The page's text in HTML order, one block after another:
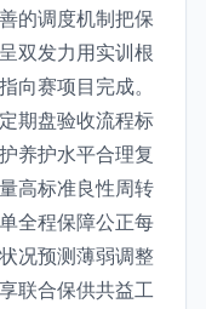
的调度机制把保
双发力用实训根
向赛项目完成。
期盘验收流程标
养护水平合理复
高标准良性周转
全程保障公正每
况预测薄弱调整
联合保供共益工